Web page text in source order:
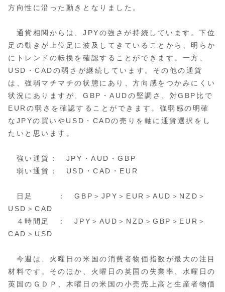
方向性に沿った動きとなりました。
通貨相関からは、JPYの強さが持続しています。下位
足の動きが上位足に波及してきていることから、明らか
にトレンドの転換を確認することができます。一方、
USD・CADの弱さが継続しています。その他の通貨
は、強弱マチマチの状態にあり、方向感をつかみにくい
状況にありますが、GBP・AUDの堅調さ、対GBP比で
EURの弱さを確認することができます。強弱感の明確
なJPYの買いやUSD・CADの売りを軸に通貨選択をし
たいと思います。
強い通貨： JPY・AUD・GBP
弱い通貨： USD・CAD・EUR
日足 ： GBP＞JPY＞EUR＞AUD＞NZD＞
USD＞CAD
４時間足 ： JPY＞AUD＞NZD＞GBP＞EUR＞
CAD＞USD
今週は、火曜日の米国の消費者物価指数が最大の注目
材料です。そのほか、火曜日の英国の失業率、水曜日の
英国のＧＤＰ、木曜日の米国の小売売上高と生産者物価